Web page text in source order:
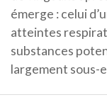
émerge : celui
atteintes
substances
largement sous-